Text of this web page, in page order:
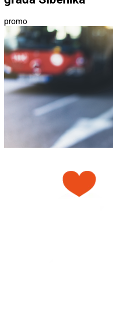
promo